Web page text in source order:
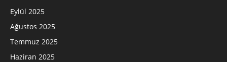
Eylül 2025
Ağustos 2025
Temmuz 2025
Haziran 2025